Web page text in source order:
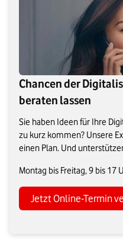
Chancen der
beraten lassen
Sie haben Ideen für Ihre
zu kurz kommen? Unsere
einen Plan. Und
Montag bis Freitag, 9 bis 17
Jetzt Online-Termin